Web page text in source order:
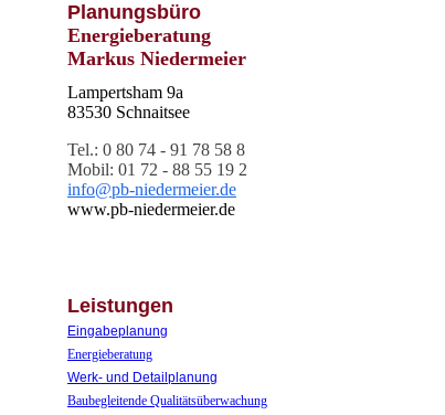
Planungsbüro
Energieberatung
Markus Niedermeier
Lampertsham 9a
83530 Schnaitsee
Tel.: 0 80 74 - 91 78 58 8
Mobil: 01 72 - 88 55 19 2
info@pb-niedermeier.de
www.pb-niedermeier.de
Leistungen
Eingabeplanung
Energieberatung
Werk- und Detailplanung
Baubegleitende Qualitätsüberwachung